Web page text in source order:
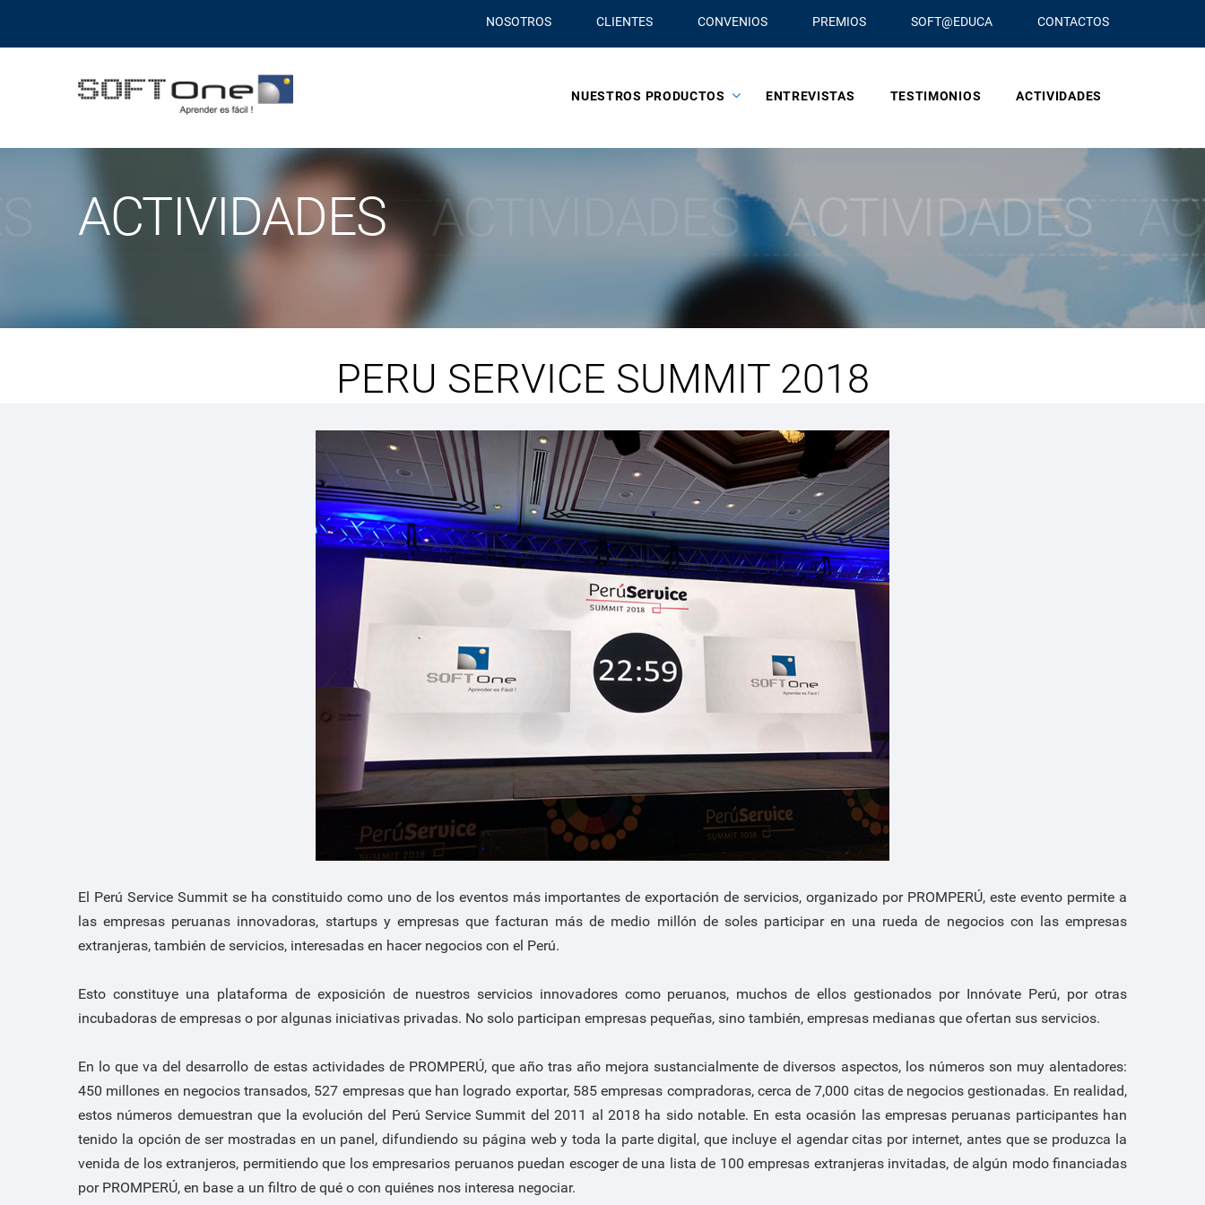
NOSOTROS CLIENTES CONVENIOS PREMIOS SOFT@EDUCA CONTACTOS
NUESTROS PRODUCTOS ENTREVISTAS TESTIMONIOS ACTIVIDADES
ACTIVIDADES ACTIVIDADES ACTIVIDADES
PERU SERVICE SUMMIT 2018
El Perú Service Summit se ha constituido como uno de los eventos más importantes de exportación de servicios, organizado por PROMPERÚ, este evento permite a
las empresas peruanas innovadoras, startups y empresas que facturan más de medio millón de soles participar en una rueda de negocios con las empresas
extranjeras, también de servicios, interesadas en hacer negocios con el Perú.
Esto constituye una plataforma de exposición de nuestros servicios innovadores como peruanos, muchos de ellos gestionados por Innóvate Perú, por otras
incubadoras de empresas o por algunas iniciativas privadas. No solo participan empresas pequeñas, sino también, empresas medianas que ofertan sus servicios.
En lo que va del desarrollo de estas actividades de PROMPERÚ, que año tras año mejora sustancialmente de diversos aspectos, los números son muy alentadores:
450 millones en negocios transados, 527 empresas que han logrado exportar, 585 empresas compradoras, cerca de 7,000 citas de negocios gestionadas. En realidad,
estos números demuestran que la evolución del Perú Service Summit del 2011 al 2018 ha sido notable. En esta ocasión las empresas peruanas participantes han
tenido la opción de ser mostradas en un panel, difundiendo su página web y toda la parte digital, que incluye el agendar citas por internet, antes que se produzca la
venida de los extranjeros, permitiendo que los empresarios peruanos puedan escoger de una lista de 100 empresas extranjeras invitadas, de algún modo financiadas
por PROMPERÚ, en base a un filtro de qué o con quiénes nos interesa negociar.